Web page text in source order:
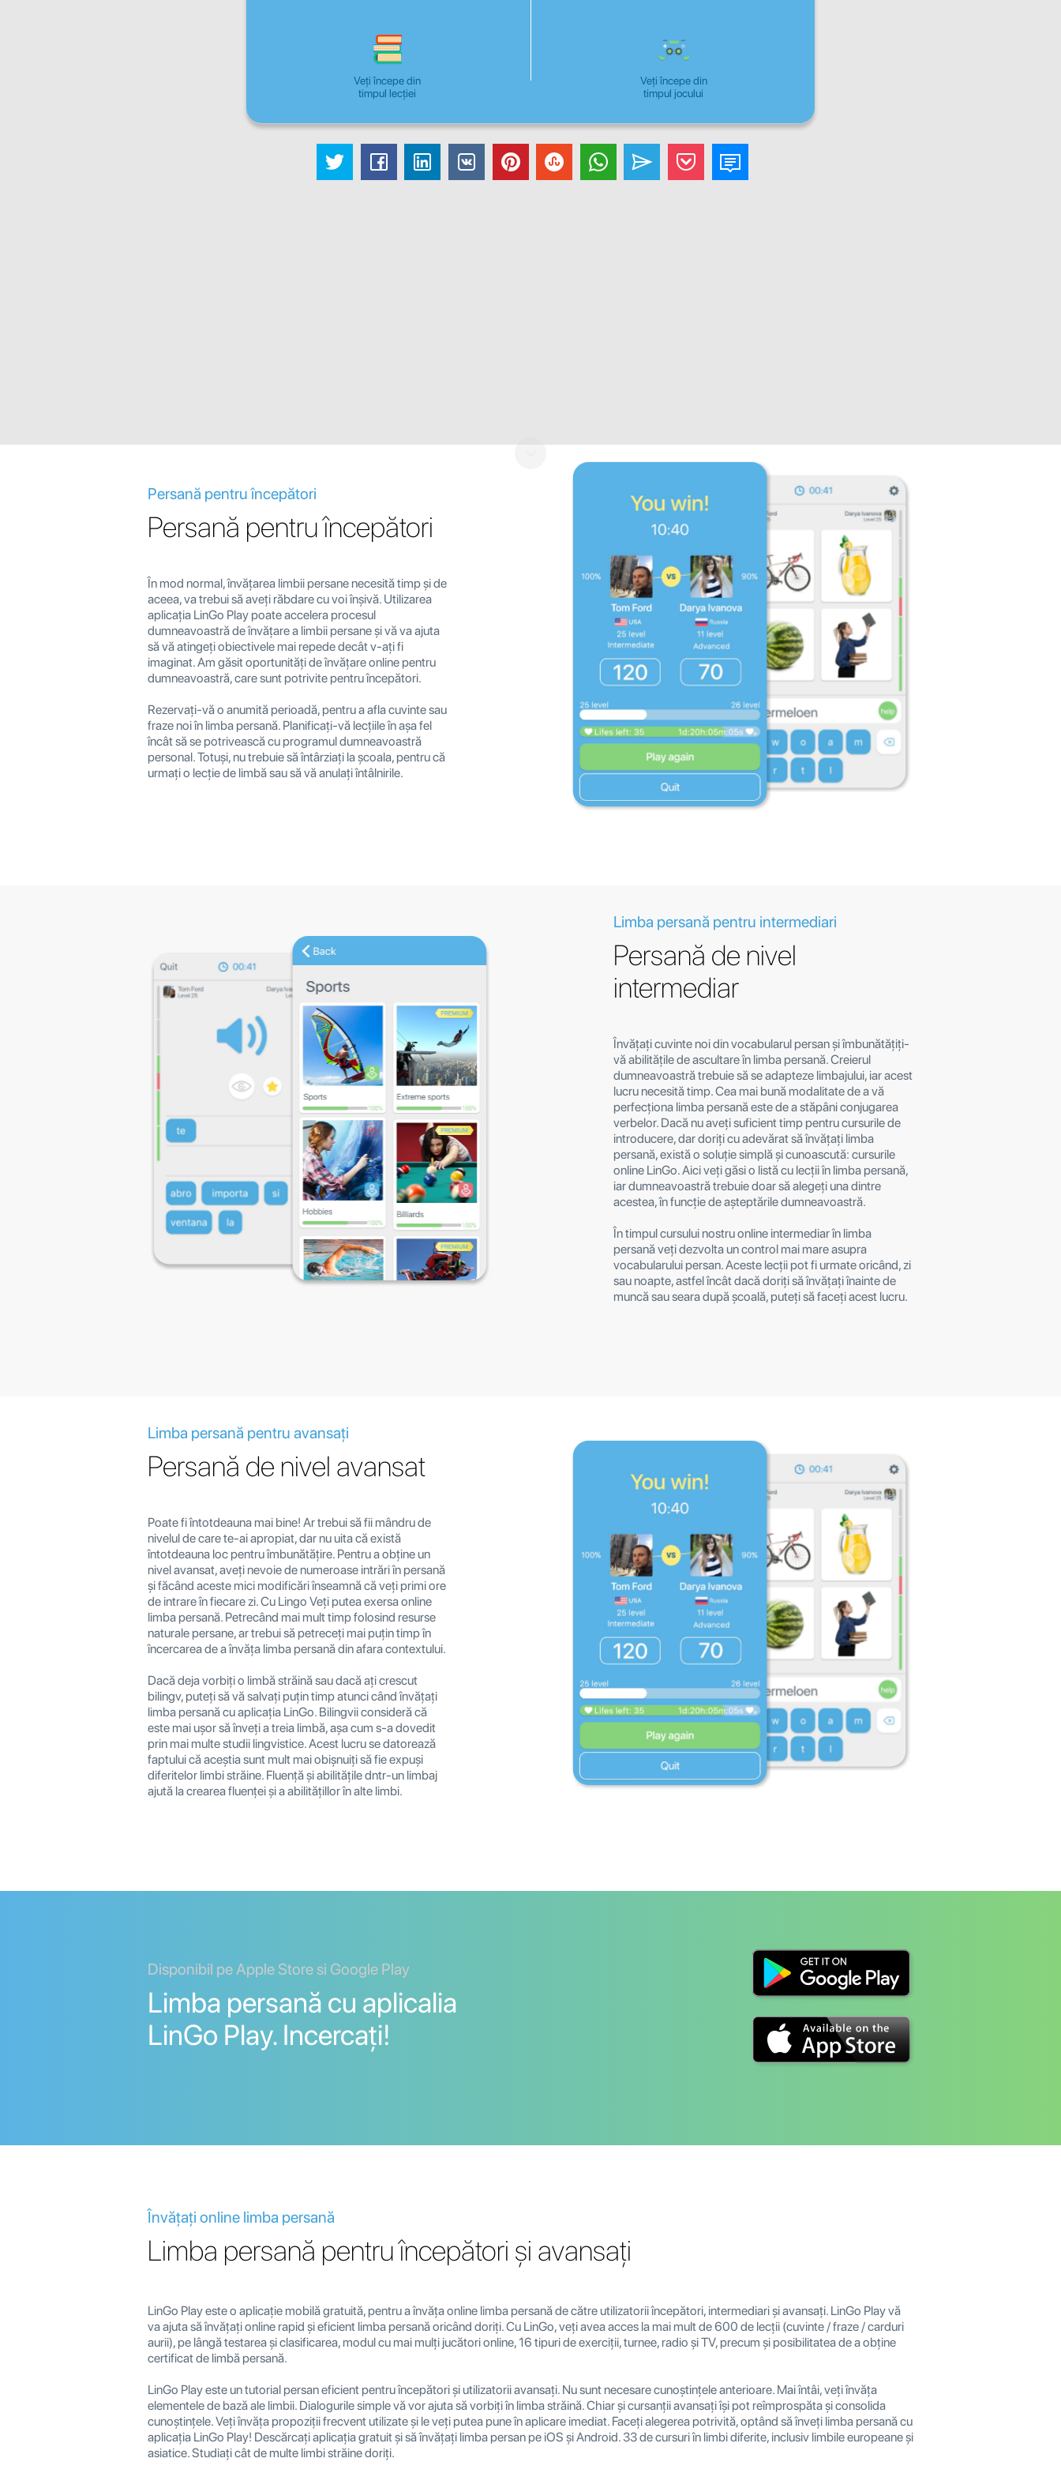
Veți începe din
timpul lecției
Veți începe din
timpul jocului
Persană pentru începători
Persană pentru începători
În mod normal, învățarea limbii persane necesită timp și de
aceea, va trebui să aveți răbdare cu voi înșivă. Utilizarea
aplicația LinGo Play poate accelera procesul
dumneavoastră de învățare a limbii persane și vă va ajuta
să vă atingeți obiectivele mai repede decât v-ați fi
imaginat. Am găsit oportunități de învățare online pentru
dumneavoastră, care sunt potrivite pentru începători.
Rezervați-vă o anumită perioadă, pentru a afla cuvinte sau
fraze noi în limba persană. Planificați-vă lecțiile în așa fel
încât să se potrivească cu programul dumneavoastră
personal. Totuși, nu trebuie să întârziați la școala, pentru că
urmați o lecție de limbă sau să vă anulați întâlnirile.
Limba persană pentru intermediari
Persană de nivel
intermediar
Învățați cuvinte noi din vocabularul persan și îmbunătățiți-
vă abilitățile de ascultare în limba persană. Creierul
dumneavoastră trebuie să se adapteze limbajului, iar acest
lucru necesită timp. Cea mai bună modalitate de a vă
perfecționa limba persană este de a stăpâni conjugarea
verbelor. Dacă nu aveți suficient timp pentru cursurile de
introducere, dar doriți cu adevărat să învățați limba
persană, există o soluție simplă și cunoascută: cursurile
online LinGo. Aici veți găsi o listă cu lecții în limba persană,
iar dumneavoastră trebuie doar să alegeți una dintre
acestea, în funcție de așteptările dumneavoastră.
În timpul cursului nostru online intermediar în limba
persană veți dezvolta un control mai mare asupra
vocabularului persan. Aceste lecții pot fi urmate oricând, zi
sau noapte, astfel încât dacă doriți să învățați înainte de
muncă sau seara după școală, puteți să faceți acest lucru.
Limba persană pentru avansați
Persană de nivel avansat
Poate fi întotdeauna mai bine! Ar trebui să fii mândru de
nivelul de care te-ai apropiat, dar nu uita că există
întotdeauna loc pentru îmbunătățire. Pentru a obține un
nivel avansat, aveți nevoie de numeroase intrări în persană
și făcând aceste mici modificări înseamnă că veți primi ore
de intrare în fiecare zi. Cu Lingo Veți putea exersa online
limba persană. Petrecând mai mult timp folosind resurse
naturale persane, ar trebui să petreceți mai puțin timp în
încercarea de a învăța limba persană din afara contextului.
Dacă deja vorbiți o limbă străină sau dacă ați crescut
bilingv, puteți să vă salvați puțin timp atunci când învățați
limba persană cu aplicația LinGo. Bilingvii consideră că
este mai ușor să înveți a treia limbă, așa cum s-a dovedit
prin mai multe studii lingvistice. Acest lucru se datorează
faptului că aceștia sunt mult mai obișnuiți să fie expuși
diferitelor limbi străine. Fluență și abilitățile dntr-un limbaj
ajută la crearea fluenței și a abilitățillor în alte limbi.
Disponibil pe Apple Store si Google Play
Limba persană cu aplicalia
LinGo Play. Incercați!
Învățați online limba persană
Limba persană pentru începători și avansați
LinGo Play este o aplicație mobilă gratuită, pentru a învăța online limba persană de către utilizatorii începători, intermediari și avansați. LinGo Play vă
va ajuta să învățați online rapid și eficient limba persană oricând doriți. Cu LinGo, veți avea acces la mai mult de 600 de lecții (cuvinte / fraze / carduri
aurii), pe lângă testarea și clasificarea, modul cu mai mulți jucători online, 16 tipuri de exerciții, turnee, radio și TV, precum și posibilitatea de a obține
certificat de limbă persană.
LinGo Play este un tutorial persan eficient pentru începători și utilizatorii avansați. Nu sunt necesare cunoștințele anterioare. Mai întâi, veți învăța
elementele de bază ale limbii. Dialogurile simple vă vor ajuta să vorbiți în limba străină. Chiar și cursanții avansați își pot reîmprospăta și consolida
cunoștințele. Veți învăța propoziții frecvent utilizate și le veți putea pune în aplicare imediat. Faceți alegerea potrivită, optând să înveți limba persană cu
aplicația LinGo Play! Descărcați aplicația gratuit și să învățați limba persan pe iOS și Android. 33 de cursuri în limbi diferite, inclusiv limbile europeane și
asiatice. Studiați cât de multe limbi străine doriți.